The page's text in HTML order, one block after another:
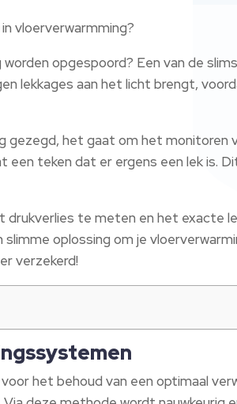
vloerverwarmming?
opgespoord? Een van de
lekkages aan het licht brengt,
gezegd, het gaat om het monitoren
teken dat er ergens een lek is.
te meten en het exacte
oplossing om je
verzekerd!
het behoud van een optimaal